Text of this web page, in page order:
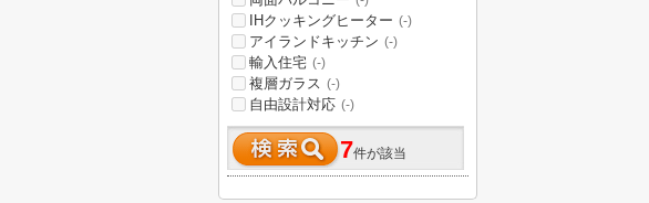
IHクッキングヒーター (-)
アイランドキッチン (-)
輸入住宅 (-)
複層ガラス (-)
自由設計対応 (-)
7件が該当